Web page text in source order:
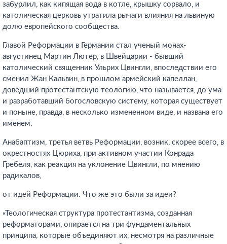
забурлил, как кипящая вода в котле, крышку сорвало, и
католическая церковь утратила рычаги влияния на львиную
долю европейского сообщества.
Главой Реформации в Германии стал ученый монах-
августинец Мартин Лютер, в Швейцарии - бывший
католический священник Ульрих Цвингли, впоследствии его
сменил Жан Кальвин, в прошлом армейский капеллан,
доведший протестантскую теологию, что называется, до ума
и разработавший богословскую систему, которая существует
и поныне, правда, в несколько измененном виде, и названа его
именем.
Анабаптизм, третья ветвь Реформации, возник, скорее всего, в
окрестностях Цюриха, при активном участии Конрада
Гребеля, как реакция на уклонение Цвингли, по мнению
радикалов,
от идей Реформации. Что же это были за идеи?
«Теологическая структура протестантизма, созданная
реформаторами, опирается на три фундаментальных
принципа, которые объединяют их, несмотря на различные